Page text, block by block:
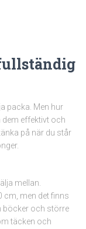
packa. Men hur
effektivt och
på när du står
mellan.
cm, men det finns
böcker och större
täcken och